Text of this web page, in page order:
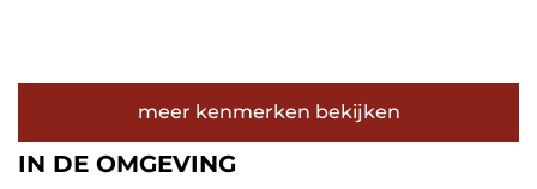
meer kenmerken bekijken
IN DE OMGEVING